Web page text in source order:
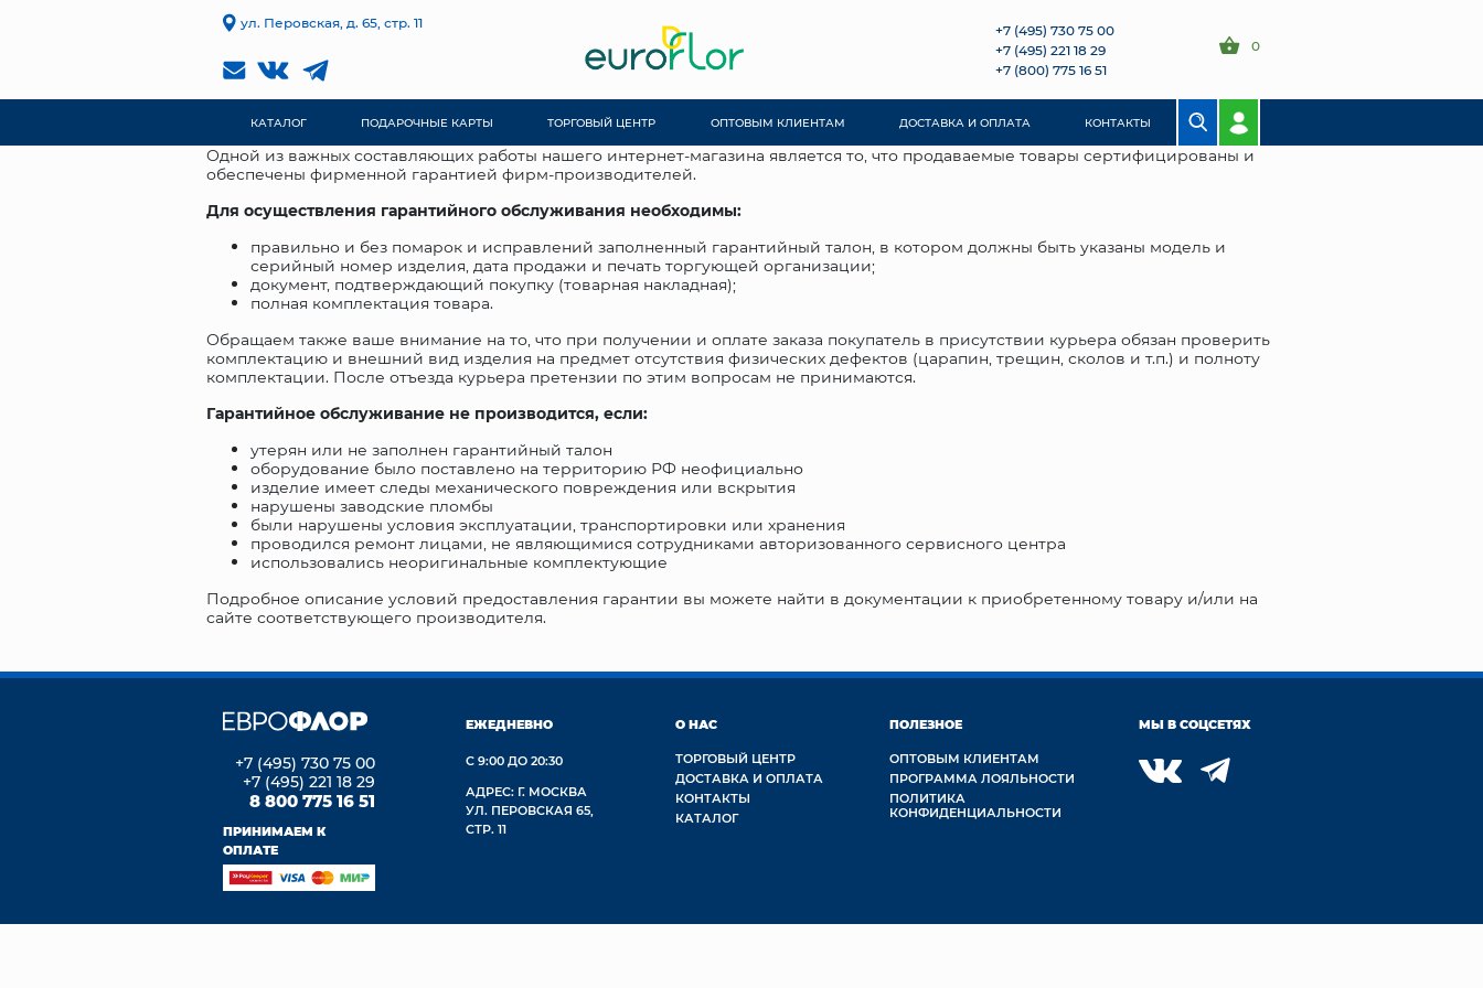
ул. Перовская, д. 65, стр. 11
+7 (495) 730 75 00
+7 (495) 221 18 29
+7 (800) 775 16 51
0
КАТАЛОГ ПОДАРОЧНЫЕ КАРТЫ ТОРГОВЫЙ ЦЕНТР ОПТОВЫМ КЛИЕНТАМ ДОСТАВКА И ОПЛАТА КОНТАКТЫ
Одной из важных составляющих работы нашего интернет-магазина является то, что продаваемые товары сертифицированы и
обеспечены фирменной гарантией фирм-производителей.
Для осуществления гарантийного обслуживания необходимы:
правильно и без помарок и исправлений заполненный гарантийный талон, в котором должны быть указаны модель и
серийный номер изделия, дата продажи и печать торгующей организации;
документ, подтверждающий покупку (товарная накладная);
полная комплектация товара.
Обращаем также ваше внимание на то, что при получении и оплате заказа покупатель в присутствии курьера обязан проверить
комплектацию и внешний вид изделия на предмет отсутствия физических дефектов (царапин, трещин, сколов и т.п.) и полноту
комплектации. После отъезда курьера претензии по этим вопросам не принимаются.
Гарантийное обслуживание не производится, если:
утерян или не заполнен гарантийный талон
оборудование было поставлено на территорию РФ неофициально
изделие имеет следы механического повреждения или вскрытия
нарушены заводские пломбы
были нарушены условия эксплуатации, транспортировки или хранения
проводился ремонт лицами, не являющимися сотрудниками авторизованного сервисного центра
использовались неоригинальные комплектующие
Подробное описание условий предоставления гарантии вы можете найти в документации к приобретенному товару и/или на
сайте соответствующего производителя.
+7 (495) 730 75 00
+7 (495) 221 18 29
8 800 775 16 51
ПРИНИМАЕМ К
ОПЛАТЕ
ЕЖЕДНЕВНО
С 9:00 ДО 20:30
АДРЕС: Г. МОСКВА
УЛ. ПЕРОВСКАЯ 65,
СТР. 11
О НАС
ТОРГОВЫЙ ЦЕНТР
ДОСТАВКА И ОПЛАТА
КОНТАКТЫ
КАТАЛОГ
ПОЛЕЗНОЕ
ОПТОВЫМ КЛИЕНТАМ
ПРОГРАММА ЛОЯЛЬНОСТИ
ПОЛИТИКА
КОНФИДЕНЦИАЛЬНОСТИ
МЫ В СОЦСЕТЯХ